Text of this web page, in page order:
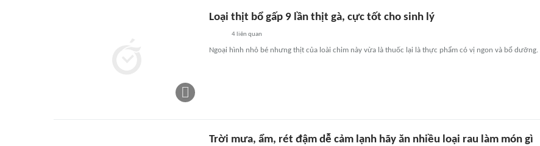
Loại thịt bổ gấp 9 lần thịt gà, cực tốt cho sinh lý
4liên quan
Ngoại hình nhỏ bé nhưng thịt của loài chim này vừa là thuốc lại là thực phẩm có vị ngon và bổ dưỡng.
Trời mưa, ẩm, rét đậm dễ cảm lạnh hãy ăn nhiều loại rau làm món gì